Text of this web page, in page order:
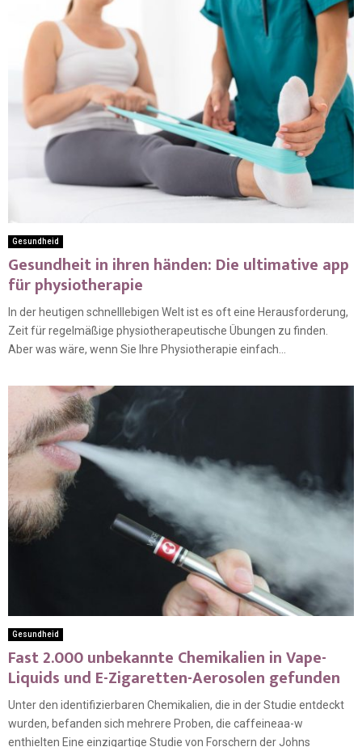
Gesundheid
Gesundheit in ihren händen: Die ultimative app
für physiotherapie
In der heutigen schnelllebigen Welt ist es oft eine Herausforderung,
Zeit für regelmäßige physiotherapeutische Übungen zu finden.
Aber was wäre, wenn Sie Ihre Physiotherapie einfach...
Gesundheid
Fast 2.000 unbekannte Chemikalien in Vape-
Liquids und E-Zigaretten-Aerosolen gefunden
Unter den identifizierbaren Chemikalien, die in der Studie entdeckt
wurden, befanden sich mehrere Proben, die caffeineaa-w
enthielten Eine einzigartige Studie von Forschern der Johns